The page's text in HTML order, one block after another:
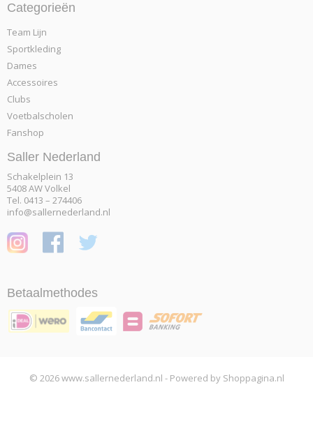
Categorieën
Team Lijn
Sportkleding
Dames
Accessoires
Clubs
Voetbalscholen
Fanshop
Saller Nederland
Schakelplein 13
5408 AW Volkel
Tel. 0413 – 274406
info@sallernederland.nl
Betaalmethodes
© 2026 www.sallernederland.nl - Powered by Shoppagina.nl